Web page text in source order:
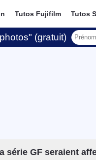
Tutos Fujifilm Tutos
(gratuit)
série GF seraient